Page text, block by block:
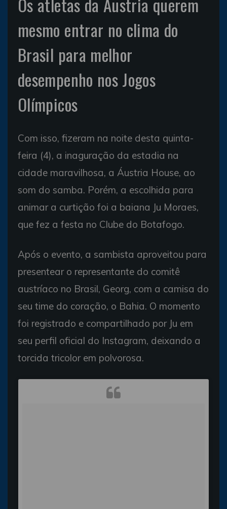
mesmo entrar no clima do
Brasil para melhor
desempenho nos Jogos
Olímpicos
Com isso, fizeram na noite desta quinta-
feira (4), a inaguração da estadia na
cidade maravilhosa, a Áustria House, ao
som do samba. Porém, a escolhida para
animar a curtição foi a baiana Ju Moraes,
que fez a festa no Clube do Botafogo.
Após o evento, a sambista aproveitou para
presentear o representante do comitê
austríaco no Brasil, Georg, com a camisa do
seu time do coração, o Bahia. O momento
foi registrado e compartilhado por Ju em
seu perfil oficial do Instagram, deixando a
torcida tricolor em polvorosa.